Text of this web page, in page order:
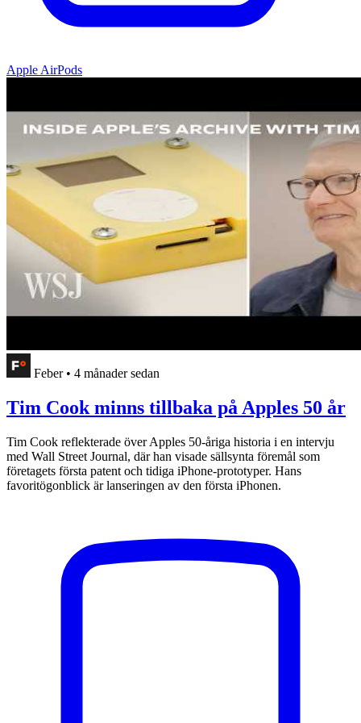
Apple AirPods
Feber • 4 månader sedan
Tim Cook minns tillbaka på Apples 50 år
Tim Cook reflekterade över Apples 50-åriga historia i en intervju
med Wall Street Journal, där han visade sällsynta föremål som
företagets första patent och tidiga iPhone-prototyper. Hans
favoritögonblick är lanseringen av den första iPhonen.